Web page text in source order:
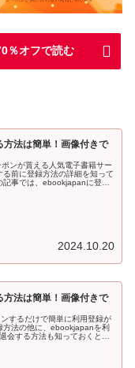
％オフで読む
法は簡単！画像付きで
ンが貰える人気電子書籍サー
前に登録方法の詳細を知って
事では、ebookjapanに登録
2024.10.20
法は簡単！画像付きで
するだけで簡単に利用登録が
法の他に、ebookjapanを利
会する方法も知っておくと安